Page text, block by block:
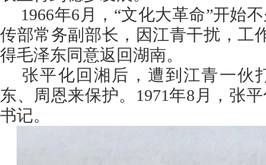
1966年6月，“文化大革命”开始
传部常务副部长，因江青干扰，工
得毛泽东同意返回湖南。
张平化回湘后，遭到江青一伙
东、周恩来保护。1971年8月，张
书记。